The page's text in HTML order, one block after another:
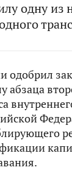
одну из
одобрил
абзаца